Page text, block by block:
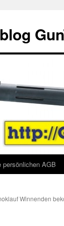
persönlichen AGB
Winnenden